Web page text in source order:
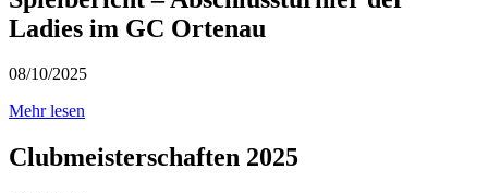
Ladies im GC Ortenau
08/10/2025
Mehr lesen
Clubmeisterschaften 2025